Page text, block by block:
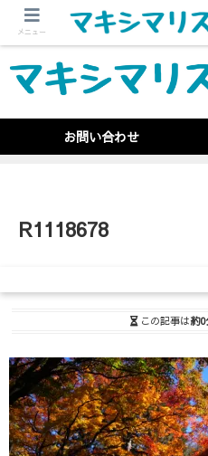
お問い合わせ
R1118678
この記事は約0
メニュー